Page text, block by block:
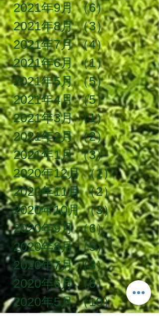
2021年9月 （6）6件の記事
2021年8月 （3）3件の記事
2021年7月 （4）4件の記事
2021年6月 （1）1件の記事
2021年5月 （5）5件の記事
2021年4月 （5）5件の記事
2021年3月 （1）1件の記事
2021年2月 （2）2件の記事
2021年1月 （3）3件の記事
2020年12月 （1）1件の記
2020年11月 （2）2件の記
2020年10月 （3）3件の記
2020年9月 （6）6件の記事
2020年8月 （5）5件の記事
2020年7月 （3）3件の記事
2020年6月 （8）8件の記事
2020年5月 （10）10件の